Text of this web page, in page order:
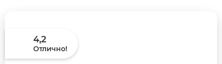
4,2
Отлично!